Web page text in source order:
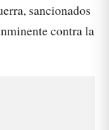
sancionados
contra la